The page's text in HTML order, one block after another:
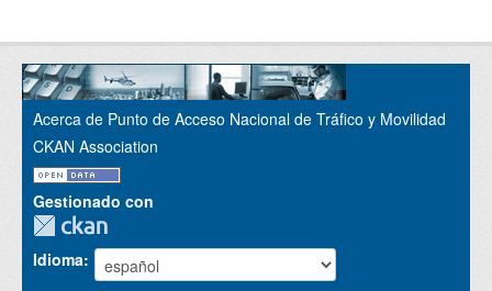
Acerca de Punto de Acceso Nacional de Tráfico y Movilidad
CKAN Association
Gestionado con
Idioma